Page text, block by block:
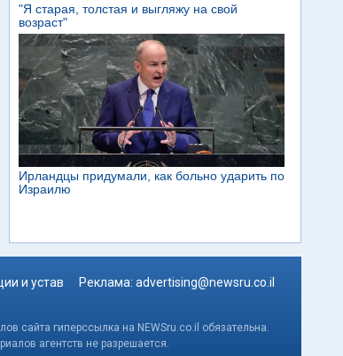
и устав Реклама: advertising@newsru.co.il
сайта гиперссылка на NEWSru.co.il обязательна.
агентств не разрешается.